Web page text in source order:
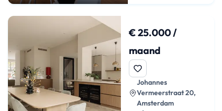
€ 25.000 /
maand
Johannes
Vermeerstraat 20,
Amsterdam